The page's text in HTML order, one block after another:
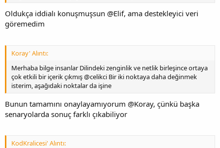
Oldukça iddialı konuşmuşsun @Elif, ama destekleyici veri
göremedim
Koray' Alıntı:
Merhaba bilge insanlar Dilindeki zenginlik ve netlik birleşince ortaya
çok etkili bir içerik çıkmış @celikci Bir iki noktaya daha değinmek
isterim, aşağıdaki noktalar da işine
Bunun tamamını onaylayamıyorum @Koray, çünkü başka
senaryolarda sonuç farklı çıkabiliyor
KodKralicesi' Alıntı: